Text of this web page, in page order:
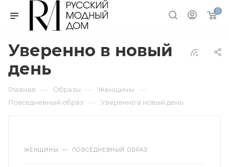
0
Уверенно в новый
день
Главная — Образы — Женщины —
Повседневный образ — Уверенно в новый день
ЖЕНЩИНЫ— ПОВСЕДНЕВНЫЙ ОБРАЗ